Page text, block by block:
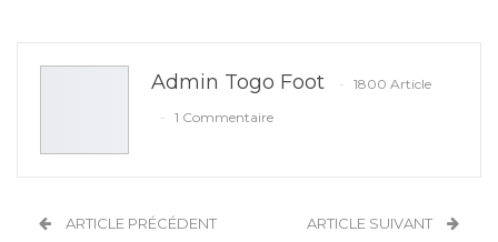
Admin Togo Foot
1800 Article
1 Commentaire
ARTICLE PRÉCÉDENT ARTICLE SUIVANT